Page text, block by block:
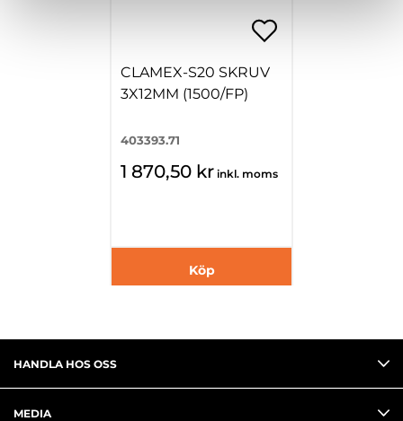
CLAMEX-S20 SKRUV
3X12MM (1500/FP)
403393.71
1 870,50 kr inkl. moms
Köp
HANDLA HOS OSS
MEDIA